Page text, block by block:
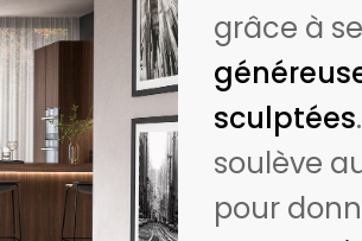
grâce à
sculptées
soulève
pour